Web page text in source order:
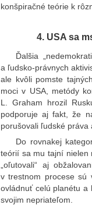
konšpiračné teórie k
4. USA sa
Ďalšia
a ľudsko-právnych
ale kvôli pomste
moci v USA, metódy
L. Graham hrozil
podporuje aj fakt, že
porušovali ľudské práva
Do rovnakej
teórií sa mu tajní nielen
„oľutovali“ aj
v trestnom procese sú
ovládnuť celú planétu a
svojim nepriateľom.